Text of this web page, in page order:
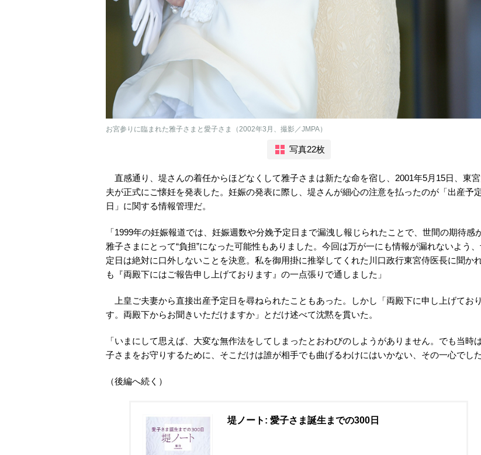
お宮参りに臨まれた雅子さまと愛子さま（2002年3月、撮影／JMPA）
写真22枚
直感通り、堤さんの着任からほどなくして雅子さまは新たな命を宿し、2001年5月15日、東
夫が正式にご懐妊を発表した。妊娠の発表に際し、堤さんが細心の注意を払ったのが「出産予
日」に関する情報管理だ。
「1999年の妊娠報道では、妊娠週数や分娩予定日まで漏洩し報じられたことで、世間の期待感
雅子さまにとって“負担”になった可能性もありました。今回は万が一にも情報が漏れないよう
定日は絶対に口外しないことを決意。私を御用掛に推挙してくれた川口政行東宮侍医長に聞か
も『両殿下にはご報告申し上げております』の一点張りで通しました」
上皇ご夫妻から直接出産予定日を尋ねられたこともあった。しかし「両殿下に申し上げてお
す。両殿下からお聞きいただけますか」とだけ述べて沈黙を貫いた。
「いまにして思えば、大変な無作法をしてしまったとおわびのしようがありません。でも当時
子さまをお守りするために、そこだけは誰が相手でも曲げるわけにはいかない、その一心でした
（後編へ続く）
堤ノート: 愛子さま誕生までの300日